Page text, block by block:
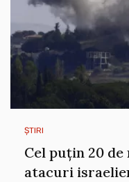
ȘTIRI
Cel puțin 20
atacuri